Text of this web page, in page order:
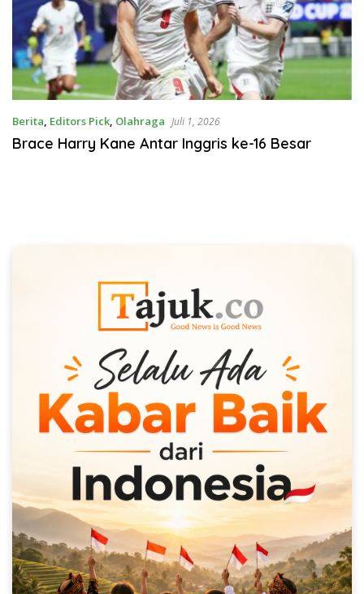
Berita, Editors Pick, Olahraga Juli 1, 2026
Brace Harry Kane Antar Inggris ke-16 Besar